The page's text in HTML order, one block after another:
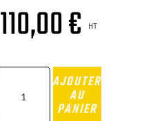
110,00€ HT
AJOUTER
AU
PANIER